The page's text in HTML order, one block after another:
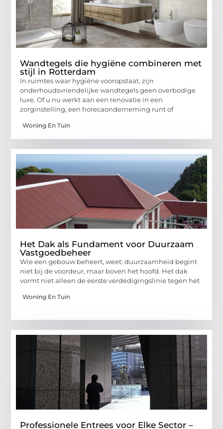
Wandtegels die hygiëne combineren met
stijl in Rotterdam
In ruimtes waar hygiëne vooropstaat, zijn
onderhoudsvriendelijke wandtegels geen overbodige
luxe. Of u nu werkt aan een renovatie in een
zorginstelling, een horecaonderneming runt of
Woning En Tuin
Het Dak als Fundament voor Duurzaam
Vastgoedbeheer
Wie een gebouw beheert, weet: duurzaamheid begint
niet bij de voordeur, maar boven het hoofd. Het dak
vormt niet alleen de eerste verdedigingslinie tegen het
Woning En Tuin
Professionele Entrees voor Elke Sector –